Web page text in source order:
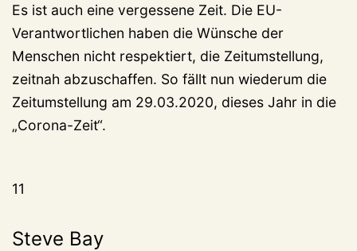
Es ist auch eine vergessene Zeit. Die EU-
Verantwortlichen haben die Wünsche der
Menschen nicht respektiert, die Zeitumstellung,
zeitnah abzuschaffen. So fällt nun wiederum die
Zeitumstellung am 29.03.2020, dieses Jahr in die
„Corona-Zeit“.
11
Steve Bay